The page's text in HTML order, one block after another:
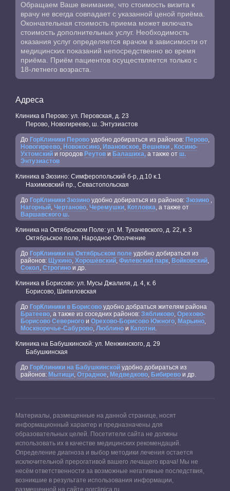
Обращаем Ваше внимание, что стоимость визита к
врачу не всегда совпадает с указанной ценой приёма.
Окончательная стоимость приема может включать
стоимость дополнительных услуг. Необходимость
оказания услуг определяется врачом в зависимости от
медицинских показаний непосредственно во время
приёма. Приём пациентов осуществляется только с
18-летнего возраста.
Адреса
Клиника в Перово: ул. Перовская, д. 23
Перово, Новогиреево, ш. Энтузиастов
До ГорКлиники Перово удобно добираться из районов: Перово,
Новогиреево, Новокосино, Ивановское, Вешняки , Косино-
Ухтомский и городов Реутов и Балашиха, а также от ш.
Энтузиастов
Клиника в Зюзино: Симферопольский б-р, д.10 к.1
Нахимовский пр., Севастопольская
До ГорКлиники Зюзино удобно добираться из районов: Зюзино ,
Нагорный, Чертаново, Черемушки, Котловка, а также от
Варшавского ш.
Клиника на Октябрьском Поле: ул. М. Тухачевского, д. 22, к. 3
Октябрьское поле, Народное Ополчение
До ГорКлиники на Октябрьском поле удобно добираться из
районов: Щукино, Хорошёвский, Филевский парк, Войковский,
Сокол, Строгино и др.
Клиника в Борисово: ул. Мусы Джалиля, д. 4, к. 6
Борисово, Шипиловская
До ГорКлиники в Борисово удобно добраться жителям района
Братеево, а также из соседних районов: Зябликово, Орехово-
Борисово Северного и Орехово-Борисово Южного, Марьино,
Москворечье-Сабурово, Люблино и Капотни.
Клиника на Бабушкинской: ул. Менжинского, д. 29
Бабушкинская
До ГорКлиники на Бабушкинской удобно добираться из
районов: Мытищи, Отрадное, Медведково, Бибирево и др.
Материалы, размещенные на данной странице, носят
информационный характер и предназначены для
образовательных целей. Посетители сайта не должны
использовать их в качестве медицинских рекомендаций.
Определение диагноза и выбор методики лечения остается
исключительной прерогативой вашего лечащего врача! Мы не
несём ответственности за возможные негативные последствия,
возникшие в результате использования информации,